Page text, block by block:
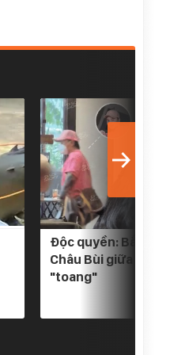
Độc quyền: Bắt gặp
Châu Bùi giữa tin
"toang"